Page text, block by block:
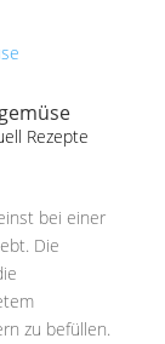
Rezepte
bei einer
Die
zu befüllen.